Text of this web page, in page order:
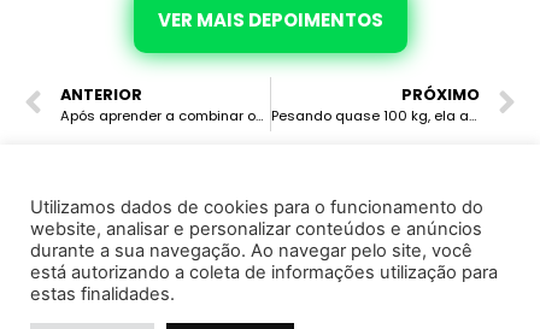
VER MAIS DEPOIMENTOS
ANTERIOR
Após aprender a combinar os alimentos e eliminar 5.6 kg, ela ganhou autoestima, regulou sua tireóide e regulou seu ciclo menstrual.
PRÓXIMO
Pesando quase 100 kg, ela aprendeu a combinar os alimentos, eliminou 10.8 kg, controlou a diabetes, não toma mais medicamento para pressão alta e está muito feliz que suas roupas voltaram a servir.
© 2022 · Marcela Avila · Todos os direitos reservados
Instituto de Saúde e Cursos Ltda - CNPJ 37.130.995/0001-25
Política de Privacidade
Utilizamos dados de cookies para o funcionamento do
website, analisar e personalizar conteúdos e anúncios
durante a sua navegação. Ao navegar pelo site, você
está autorizando a coleta de informações utilização para
estas finalidades.